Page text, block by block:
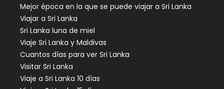
Mejor época en la que se puede viajar a Sri Lanka
Viajar a Sri Lanka
Sri Lanka luna de miel
Viaje Sri Lanka y Maldivas
Cuantos días para ver Sri Lanka
Visitar Sri Lanka
Viaje a Sri Lanka 10 días